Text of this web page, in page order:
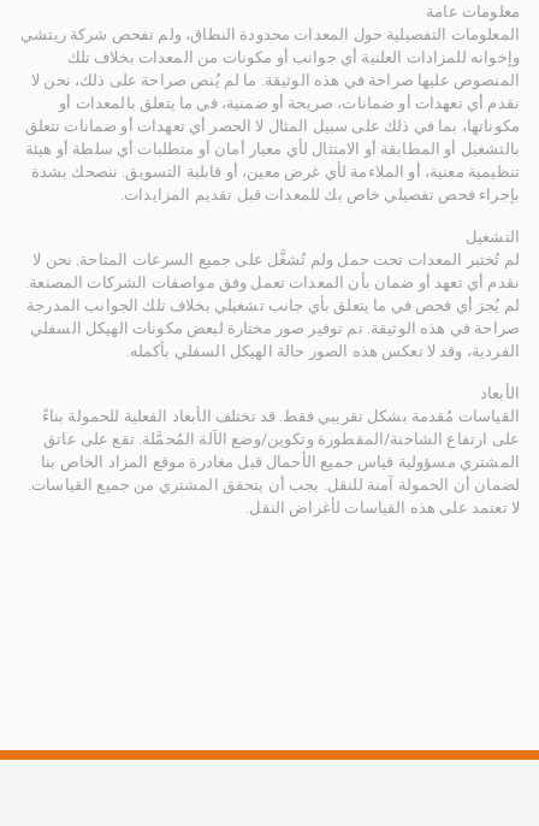
معلومات عامة
المعلومات التفصيلية حول المعدات محدودة النطاق، ولم تفحص شركة ريتشي
وإخوانه للمزادات العلنية أي جوانب أو مكونات من المعدات بخلاف تلك
المنصوص عليها صراحة في هذه الوثيقة. ما لم يُنص صراحة على ذلك، نحن لا
نقدم أي تعهدات أو ضمانات، صريحة أو ضمنية، في ما يتعلق بالمعدات أو
مكوناتها، بما في ذلك على سبيل المثال لا الحصر أي تعهدات أو ضمانات تتعلق
بالتشغيل أو المطابقة أو الامتثال لأي معيار أمان أو متطلبات أي سلطة أو هيئة
تنظيمية معنية، أو الملاءمة لأي غرض معين، أو قابلية التسويق. ننصحك بشدة
بإجراء فحص تفصيلي خاص بك للمعدات قبل تقديم المزايدات.
التشغيل
لم تُختبر المعدات تحت حمل ولم تُشغَّل على جميع السرعات المتاحة. نحن لا
نقدم أي تعهد أو ضمان بأن المعدات تعمل وفق مواصفات الشركات المصنعة.
لم يُجرَ أي فحص في ما يتعلق بأي جانب تشغيلي بخلاف تلك الجوانب المدرجة
صراحة في هذه الوثيقة. تم توفير صور مختارة لبعض مكونات الهيكل السفلي
الفردية، وقد لا تعكس هذه الصور حالة الهيكل السفلي بأكمله.
الأبعاد
القياسات مُقدمة بشكل تقريبي فقط. قد تختلف الأبعاد الفعلية للحمولة بناءً
على ارتفاع الشاحنة/المقطورة وتكوين/وضع الآلة المُحمَّلة. تقع على عاتق
المشتري مسؤولية قياس جميع الأحمال قبل مغادرة موقع المزاد الخاص بنا
لضمان أن الحمولة آمنة للنقل. يجب أن يتحقق المشتري من جميع القياسات.
لا تعتمد على هذه القياسات لأغراض النقل.